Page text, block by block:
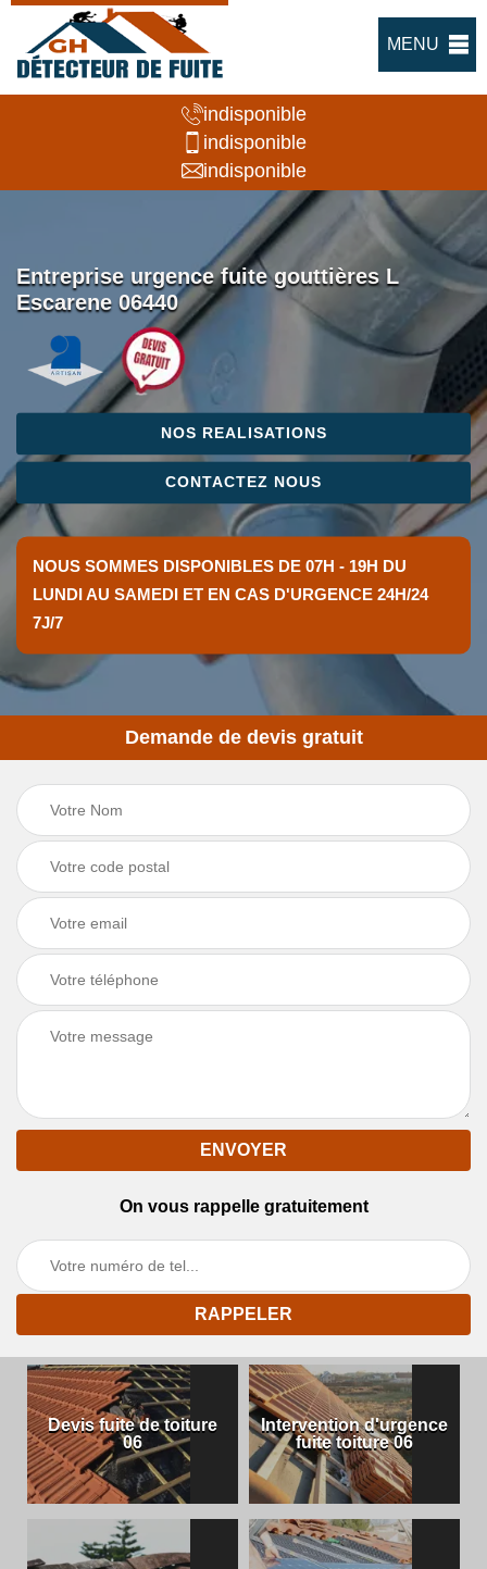
MENU
indisponible
indisponible
indisponible
Entreprise urgence fuite gouttières L
Escarene 06440
NOS REALISATIONS
CONTACTEZ NOUS
NOUS SOMMES DISPONIBLES DE 07H - 19H DU
LUNDI AU SAMEDI ET EN CAS D'URGENCE 24H/24
7J/7
Demande de devis gratuit
On vous rappelle gratuitement
Devis fuite de toiture
06
Intervention d'urgence
fuite toiture 06